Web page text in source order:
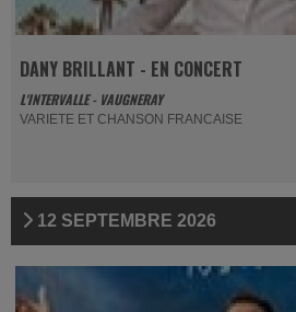
DANY BRILLANT - EN CONCERT
L'INTERVALLE - VAUGNERAY
VARIETE ET CHANSON FRANCAISE
12 SEPTEMBRE 2026